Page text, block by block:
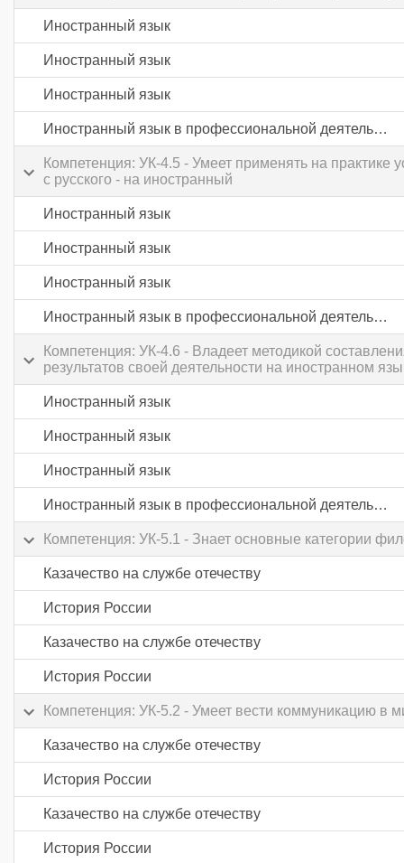
Иностранный язык
Иностранный язык
Иностранный язык
Иностранный язык в профессиональной деятельности
Компетенция: УК-4.5 - Умеет применять на
с русского - на иностранный
Иностранный язык
Иностранный язык
Иностранный язык
Иностранный язык в профессиональной деятельности
Компетенция: УК-4.6 - Владеет методикой
результатов своей деятельности на иностранном
Иностранный язык
Иностранный язык
Иностранный язык
Иностранный язык в профессиональной деятельности
Компетенция: УК-5.1 - Знает основные категории
Казачество на службе отечеству
История России
Казачество на службе отечеству
История России
Компетенция: УК-5.2 - Умеет вести коммуникацию в
Казачество на службе отечеству
История России
Казачество на службе отечеству
История России